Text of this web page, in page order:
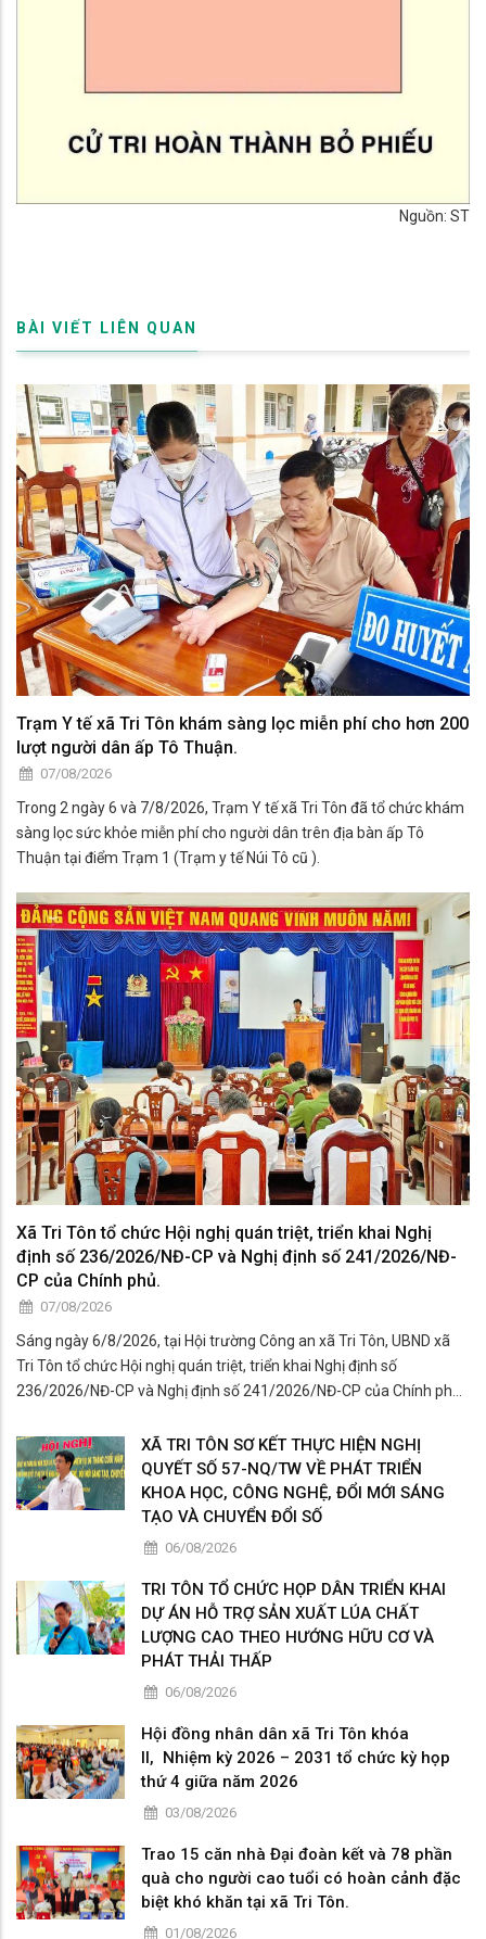
Nguồn: ST
BÀI VIẾT LIÊN QUAN
Trạm Y tế xã Tri Tôn khám sàng lọc miễn phí cho hơn 200
lượt người dân ấp Tô Thuận.
07/08/2026
Trong 2 ngày 6 và 7/8/2026, Trạm Y tế xã Tri Tôn đã tổ chức khám
sàng lọc sức khỏe miễn phí cho người dân trên địa bàn ấp Tô
Thuận tại điểm Trạm 1 (Trạm y tế Núi Tô cũ ).
Xã Tri Tôn tổ chức Hội nghị quán triệt, triển khai Nghị
định số 236/2026/NĐ-CP và Nghị định số 241/2026/NĐ-
CP của Chính phủ.
07/08/2026
Sáng ngày 6/8/2026, tại Hội trường Công an xã Tri Tôn, UBND xã
Tri Tôn tổ chức Hội nghị quán triệt, triển khai Nghị định số
236/2026/NĐ-CP và Nghị định số 241/2026/NĐ-CP của Chính phủ
địa bàn xã.
XÃ TRI TÔN SƠ KẾT THỰC HIỆN NGHỊ
QUYẾT SỐ 57-NQ/TW VỀ PHÁT TRIỂN
KHOA HỌC, CÔNG NGHỆ, ĐỔI MỚI SÁNG
TẠO VÀ CHUYỂN ĐỔI SỐ
06/08/2026
TRI TÔN TỔ CHỨC HỌP DÂN TRIỂN KHAI
DỰ ÁN HỖ TRỢ SẢN XUẤT LÚA CHẤT
LƯỢNG CAO THEO HƯỚNG HỮU CƠ VÀ
PHÁT THẢI THẤP
06/08/2026
Hội đồng nhân dân xã Tri Tôn khóa
II, Nhiệm kỳ 2026 – 2031 tổ chức kỳ họp
thứ 4 giữa năm 2026
03/08/2026
Trao 15 căn nhà Đại đoàn kết và 78 phần
quà cho người cao tuổi có hoàn cảnh đặc
biệt khó khăn tại xã Tri Tôn.
01/08/2026